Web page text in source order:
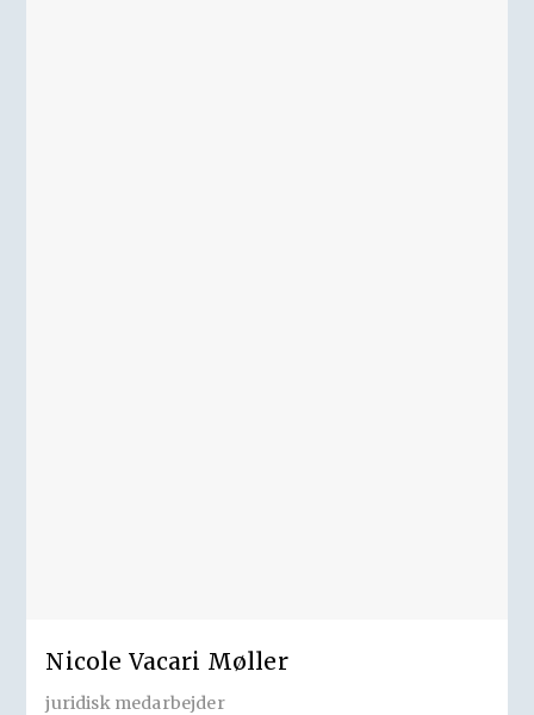
Nicole Vacari Møller
juridisk medarbejder